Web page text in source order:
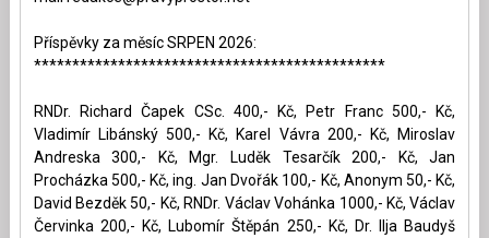
Příspěvky za měsíc SRPEN 2026:
**********************************************
RNDr. Richard Čapek CSc. 400,- Kč, Petr Franc 500,- Kč,
Vladimír Libánský 500,- Kč, Karel Vávra 200,- Kč, Miroslav
Andreska 300,- Kč, Mgr. Luděk Tesarčík 200,- Kč, Jan
Procházka 500,- Kč, ing. Jan Dvořák 100,- Kč, Anonym 50,- Kč,
David Bezděk 50,- Kč, RNDr. Václav Vohánka 1000,- Kč, Václav
Červinka 200,- Kč, Lubomír Štěpán 250,- Kč, Dr. Ilja Baudyš